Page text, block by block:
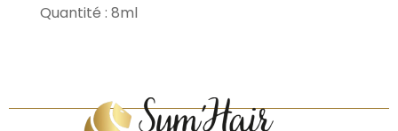
Quantité : 8ml